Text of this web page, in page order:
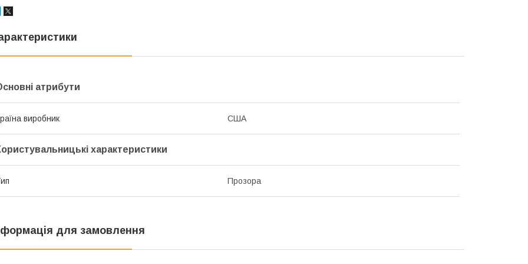
атрибути
виробник США
характеристики
Прозора
для замовлення